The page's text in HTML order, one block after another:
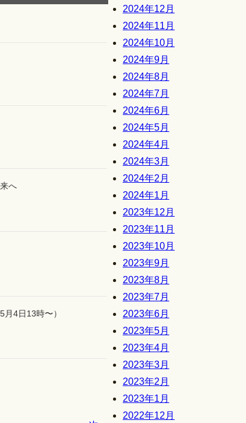
へ
4日13時〜）
2024年12月
2024年11月
2024年10月
2024年9月
2024年8月
2024年7月
2024年6月
2024年5月
2024年4月
2024年3月
2024年2月
2024年1月
2023年12月
2023年11月
2023年10月
2023年9月
2023年8月
2023年7月
2023年6月
2023年5月
2023年4月
2023年3月
2023年2月
2023年1月
2022年12月